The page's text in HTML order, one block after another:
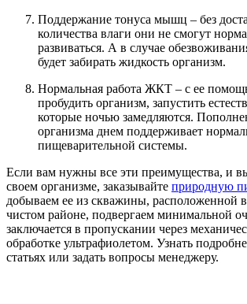
Поддержание тонуса мышц – без
количества влаги они не смогут
развиваться. А в случае
будет забирать жидкость организм.
Нормальная работа ЖКТ – с ее
пробудить организм, запустить
которые ночью замедляются.
организма днем поддерживает
пищеварительной системы.
Если вам нужны все эти преимущества, и
своем организме, заказывайте природную
добываем ее из скважины, расположенной в
чистом районе, подвергаем минимальной
заключается в пропускании через
обработке ультрафиолетом. Узнать
статьях или задать вопросы менеджеру.